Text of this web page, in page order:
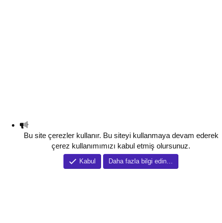
Bu site çerezler kullanır. Bu siteyi kullanmaya devam ederek
çerez kullanımımızı kabul etmiş olursunuz.
Kabul Daha fazla bilgi edin…